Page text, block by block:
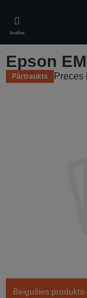
main
content
Izvēlne
Epson
Pārtraukts Preces
Beigušies